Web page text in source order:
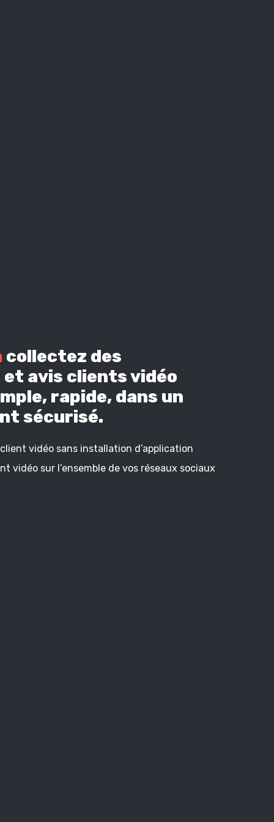
collectez des
et avis clients vidéo
rapide, dans un
sécurisé.
vidéo sans installation d’application
vidéo sur l’ensemble de vos réseaux sociaux